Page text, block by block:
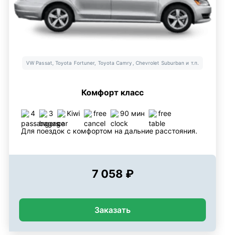
VW Passat, Toyota Fortuner, Toyota Camry, Chevrolet Suburban и т.п.
Комфорт класс
4 3 Kiwi free 90 мин free
Для поездок с комфортом на дальние расстояния.
7 058 ₽
Заказать